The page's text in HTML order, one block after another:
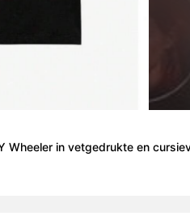
in vetgedrukte en